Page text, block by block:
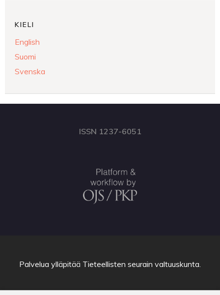
KIELI
English
Suomi
Svenska
ISSN 1237-6051
Palvelua ylläpitää Tieteellisten seurain valtuuskunta